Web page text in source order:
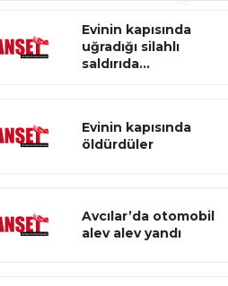
Evinin kapısında
uğradığı silahlı
saldırıda...
Evinin kapısında
öldürdüler
Avcılar’da otomobil
alev alev yandı